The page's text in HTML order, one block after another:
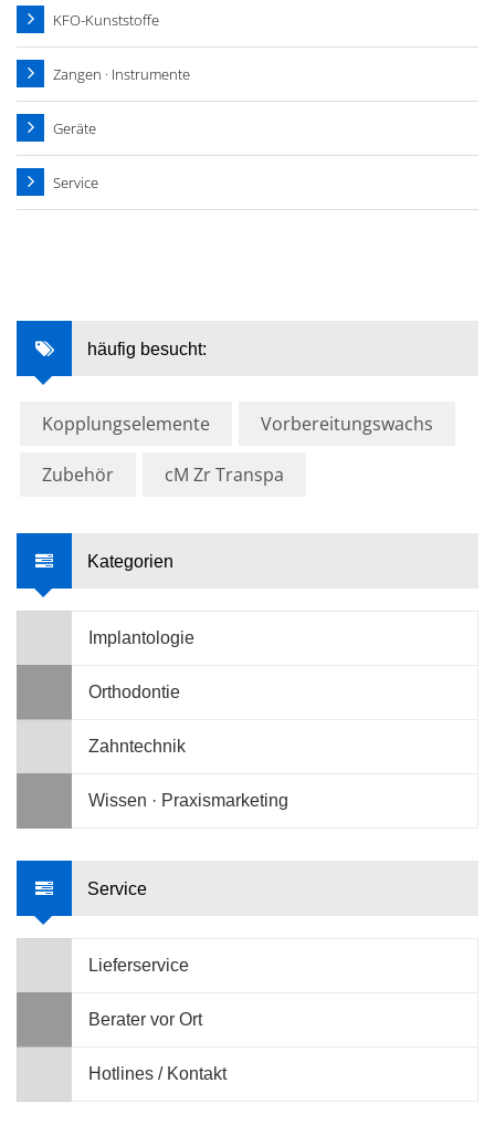
KFO-Kunststoffe
Zangen · Instrumente
Geräte
Service
häufig besucht:
Kopplungselemente Vorbereitungswachs
Zubehör cM Zr Transpa
Kategorien
Implantologie
Orthodontie
Zahntechnik
Wissen · Praxismarketing
Service
Lieferservice
Berater vor Ort
Hotlines / Kontakt